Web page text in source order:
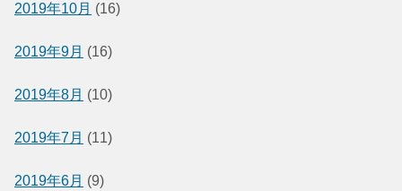
2019年10月 (16)
2019年9月 (16)
2019年8月 (10)
2019年7月 (11)
2019年6月 (9)